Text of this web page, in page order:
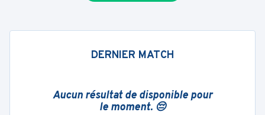
DERNIER MATCH
Aucun résultat de disponible pour
le moment. 😔